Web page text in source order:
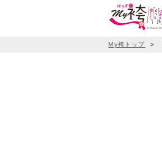
My袴トップ ＞